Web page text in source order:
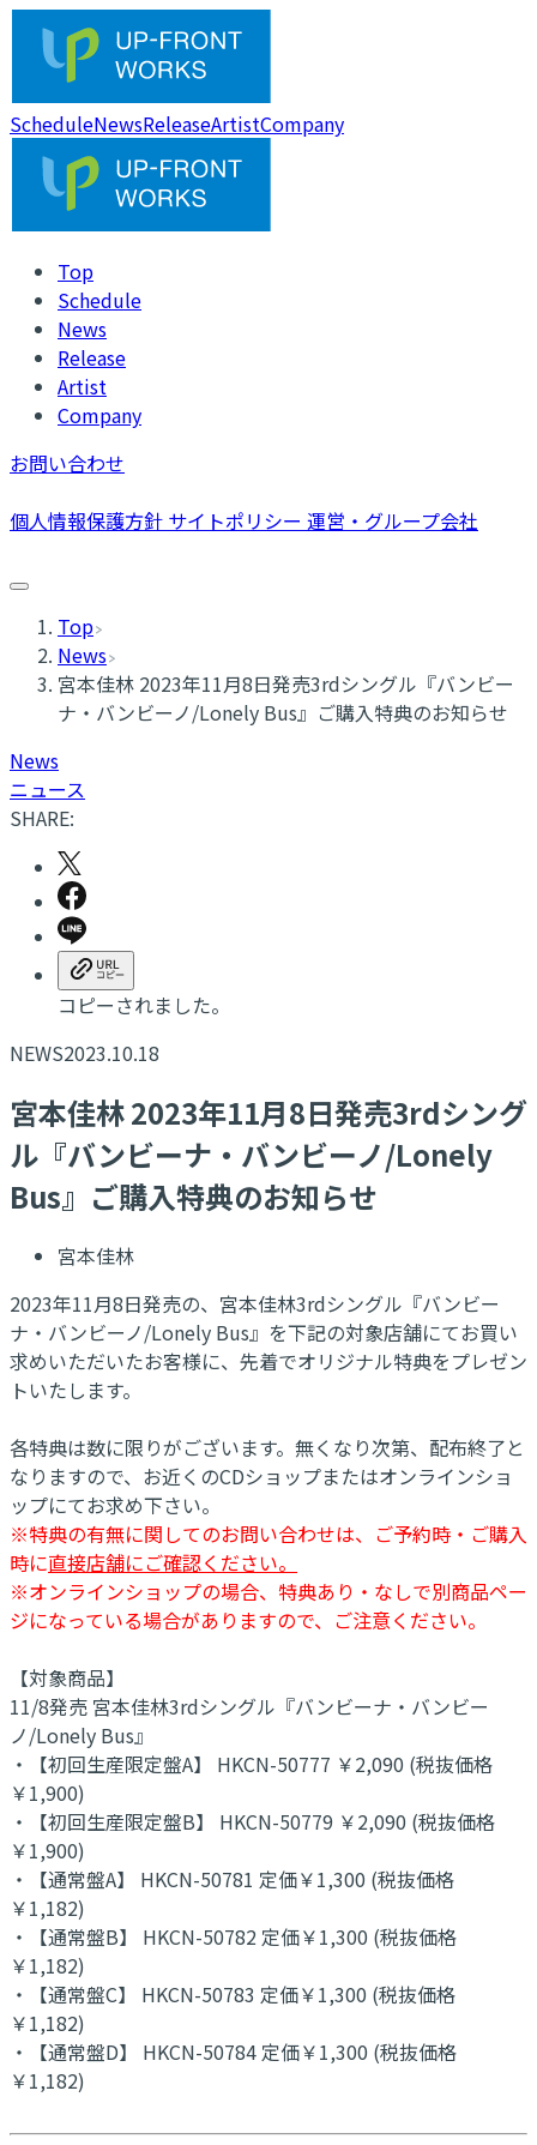
ScheduleNewsReleaseArtistCompany
Top
Schedule
News
Release
Artist
Company
お問い合わせ
個人情報保護方針 サイトポリシー 運営・グループ会社
Top
News
​宮本佳林 2023年11月8日発売3rdシングル『バンビー
ナ・バンビーノ/Lonely Bus』ご購入特典のお知らせ
News
ニュース
SHARE:
コピーされました。
NEWS2023.10.18
​宮本佳林 2023年11月8日発売3rdシング
ル『バンビーナ・バンビーノ/Lonely
Bus』ご購入特典のお知らせ
宮本佳林
2023年11月8日発売の、宮本佳林3rdシングル『バンビー
ナ・バンビーノ/Lonely Bus』を下記の対象店舗にてお買い
求めいただいたお客様に、先着でオリジナル特典をプレゼン
トいたします。
各特典は数に限りがございます。無くなり次第、配布終了と
なりますので、お近くのCDショップまたはオンラインショ
ップにてお求め下さい。
※特典の有無に関してのお問い合わせは、ご予約時・ご購入
時に直接店舗にご確認ください。
※オンラインショップの場合、特典あり・なしで別商品ペー
ジになっている場合がありますので、ご注意ください。
【対象商品】
11/8発売 宮本佳林3rdシングル『バンビーナ・バンビー
ノ/Lonely Bus』
・【初回生産限定盤A】 HKCN-50777 ￥2,090 (税抜価格
￥1,900)
・【初回生産限定盤B】 HKCN-50779 ￥2,090 (税抜価格
￥1,900)
・【通常盤A】 HKCN-50781 定価￥1,300 (税抜価格
￥1,182)
・【通常盤B】 HKCN-50782 定価￥1,300 (税抜価格
￥1,182)
・【通常盤C】 HKCN-50783 定価￥1,300 (税抜価格
￥1,182)
・【通常盤D】 HKCN-50784 定価￥1,300 (税抜価格
￥1,182)